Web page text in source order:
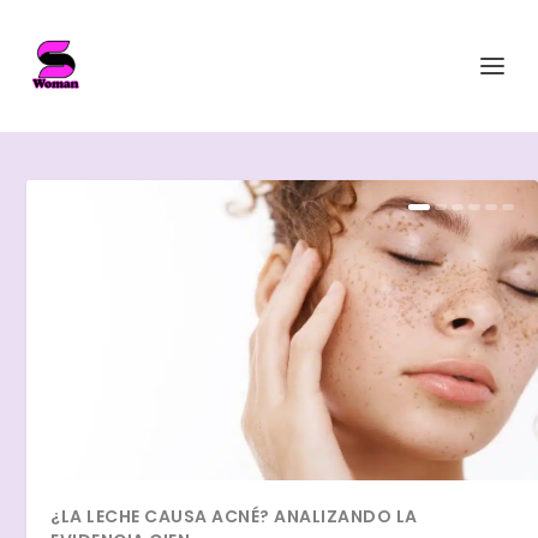
¿LA LECHE CAUSA ACNÉ? ANALIZANDO LA